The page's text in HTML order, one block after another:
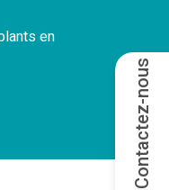
en
Contactez-nous